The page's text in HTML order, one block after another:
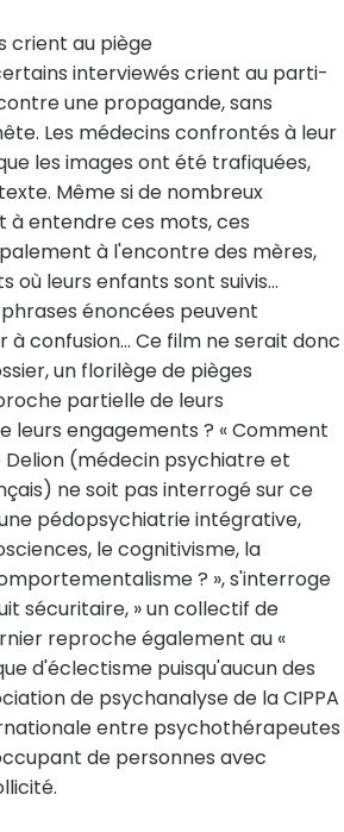
crient au piège
interviewés crient au parti-
une propagande, sans
Les médecins confrontés à leur
les images ont été trafiquées,
Même si de nombreux
à entendre ces mots, ces
à l'encontre des mères,
où leurs enfants sont suivis...
énoncées peuvent
confusion... Ce film ne serait donc
un florilège de pièges
partielle de leurs
leurs engagements ? « Comment
(médecin psychiatre et
ne soit pas interrogé sur ce
pédopsychiatrie intégrative,
le cognitivisme, la
? », s'interroge
sécuritaire, » un collectif de
reproche également au «
d'éclectisme puisqu'aucun des
de psychanalyse de la CIPPA
entre psychothérapeutes
de personnes avec